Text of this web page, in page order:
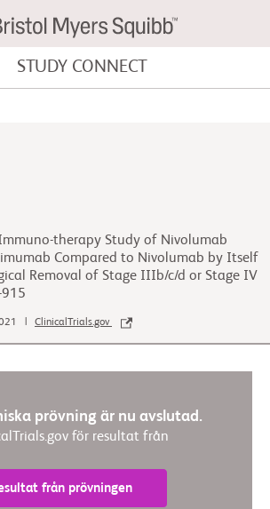
STUDY CONNECT
therapy Study of Nivolumab
Compared to Nivolumab by Itself
Removal of Stage IIIb/c/d or Stage IV
| ClinicalTrials.gov
prövning är nu avslutad.
för resultat från
från prövningen